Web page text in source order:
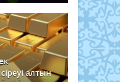
алтын